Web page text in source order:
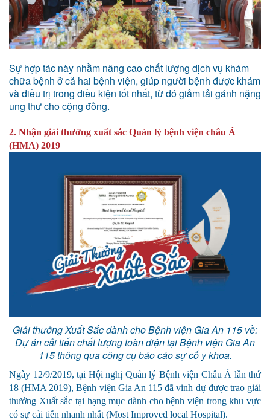
Sự hợp tác này nhằm nâng cao chất lượng dịch vụ khám
chữa bệnh ở cả hai bệnh viện, giúp người bệnh được khám
và điều trị trong điều kiện tốt nhất, từ đó giảm tải gánh nặng
ung thư cho cộng đồng.
2. Nhận giải thưởng xuất sắc Quản lý bệnh viện châu Á
(HMA) 2019
Giải thưởng Xuất Sắc dành cho Bệnh viện Gia An 115 về:
Dự án cải tiến chất lượng toàn diện tại Bệnh viện Gia An
115 thông qua công cụ báo cáo sự cố y khoa.
Ngày 12/9/2019, tại Hội nghị Quản lý Bệnh viện Châu Á lần thứ
18 (HMA 2019), Bệnh viện Gia An 115 đã vinh dự được trao giải
thưởng Xuất sắc tại hạng mục dành cho bệnh viện trong khu vực
có sự cải tiến nhanh nhất (Most Improved local Hospital).